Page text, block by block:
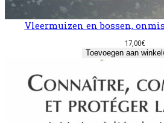
Vleermuizen en bossen,
17,00€
Toevoegen aan